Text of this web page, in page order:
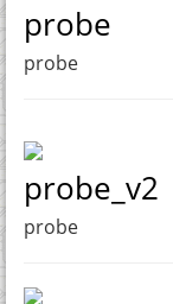
probe
probe
probe_v2
probe